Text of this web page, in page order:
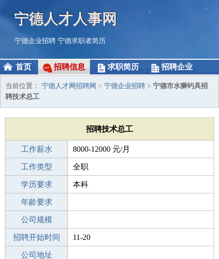
宁德人才人事网
宁德企业招聘 宁德求职者简历
首页 招聘信息 求职简历 招聘企业
当前位置： 宁德人才网招聘网 > 宁德企业招聘 > 宁德市水狮钓具招
聘技术总工
招聘技术总工
工作薪水 8000-12000 元/月
招聘人数 1人
工作类型 全职
性别要求 -
学历要求 本科
工作经验
年龄要求
工作地点
公司规模
公司电话
招聘开始时间 11-20
招聘结束时间
公司地址